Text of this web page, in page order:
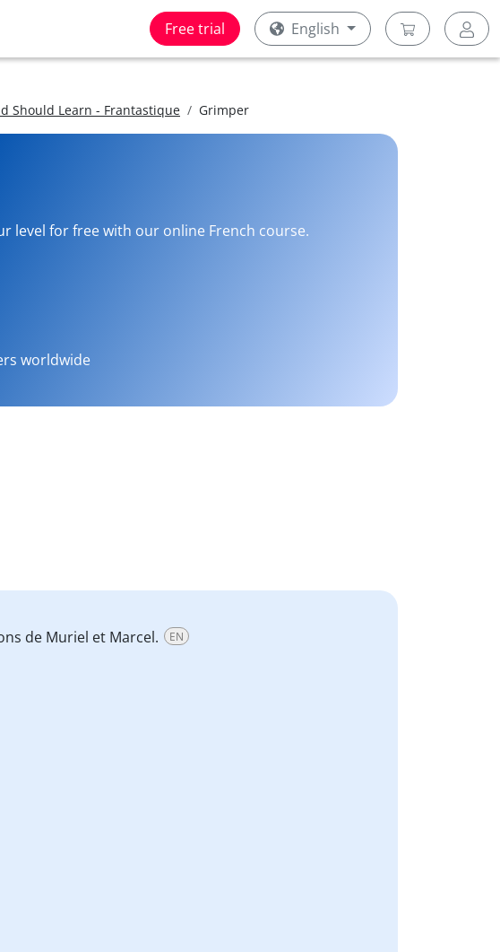
Free trial English
Should Learn - Frantastique Grimper
level for free with our online French course.
worldwide
de Muriel et Marcel. EN